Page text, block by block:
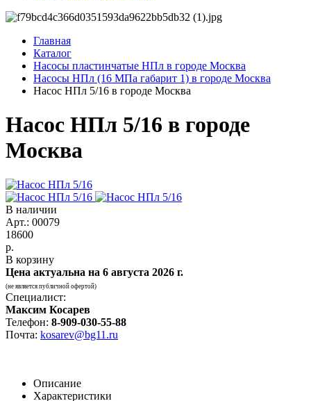
Главная
Каталог
Насосы пластинчатые НПл в городе Москва
Насосы НПл (16 МПа габарит 1) в городе Москва
Насос НПл 5/16 в городе Москва
Насос НПл 5/16 в городе
Москва
В наличии
Арт.: 00079
18600
р.
В корзину
Цена актуальна на 6 августа 2026 г.
(не является публичной офертой)
Специалист:
Максим Косарев
Телефон: 8-909-030-55-88
Почта: kosarev@bg11.ru
Описание
Характеристики